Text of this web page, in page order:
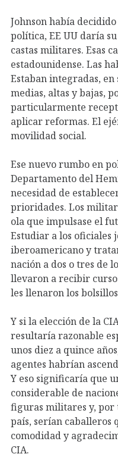
Johnson había
política, EE UU daría
castas militares. Esas
estadounidense. Las
Estaban integradas, en
medias, altas y bajas,
particularmente
aplicar reformas. El
movilidad social.
Ese nuevo rumbo en
Departamento del
necesidad de
prioridades. Los
ola que impulsase el
Estudiar a los oficiales
iberoamericano y
nación a dos o tres de
llevaron a recibir
les llenaron los
Y si la elección de la
resultaría razonable
unos diez a quince
agentes habrían
Y eso significaría que
considerable de
figuras militares y, por
país, serían caballeros
comodidad y
CIA.